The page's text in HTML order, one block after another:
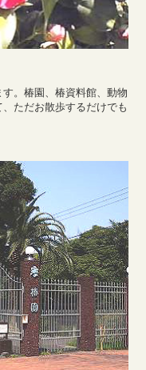
。椿園、椿資料館、動物
ただお散歩するだけでも